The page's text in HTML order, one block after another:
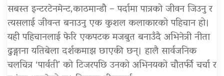
सबस्त इन्टरटेनमेन्ट,काठमान्डौ – पर्दामा पात्रको जीवन जिउनु र
त्यसलाई जीवन्त बनाउनु एक कुशल कलाकारको पहिचान हो।
यही पहिचानलाई फेरि एकपटक मजबुत बनाउँदै अभिनेत्री नीता
ढुङ्गाना यतिबेला दर्शकमाझ छाएकी छन्। हालै सार्वजनिक
चलचित्र ‘पार्वती’ को टिजरपछि उनको अभिनयको चौतर्फी चर्चा र